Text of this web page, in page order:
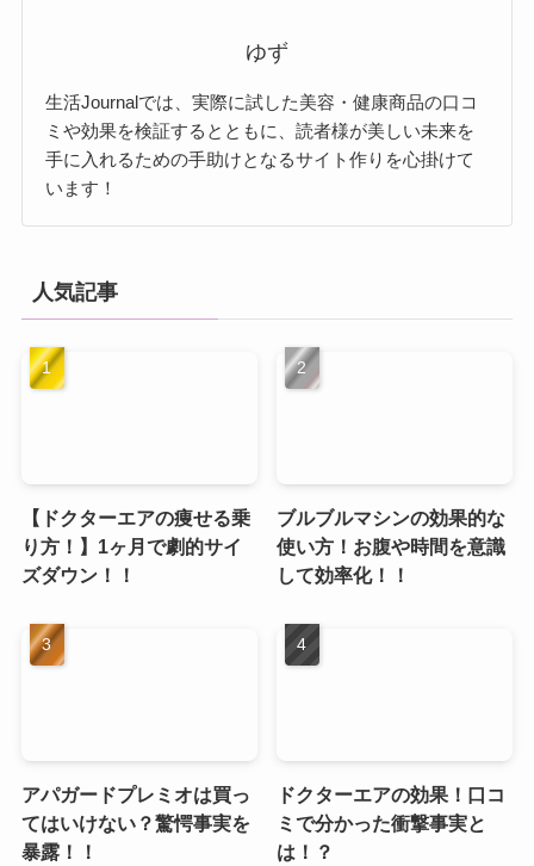
ゆず
生活Journalでは、実際に試した美容・健康商品の口コ
ミや効果を検証するとともに、読者様が美しい未来を
手に入れるための手助けとなるサイト作りを心掛けて
います！
人気記事
【ドクターエアの痩せる乗
り方！】1ヶ月で劇的サイ
ズダウン！！
ブルブルマシンの効果的な
使い方！お腹や時間を意識
して効率化！！
アパガードプレミオは買っ
てはいけない？驚愕事実を
暴露！！
ドクターエアの効果！口コ
ミで分かった衝撃事実と
は！？